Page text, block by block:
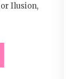
Ilusion,